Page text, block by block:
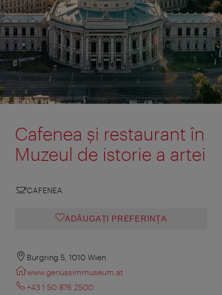
Cafenea şi restaurant în
Muzeul de istorie a artei
CAFENEA
ADĂUGAȚI PREFERINŢA
Burgring 5, 1010 Wien
www.genussimmuseum.at
+43 1 50 876 2500